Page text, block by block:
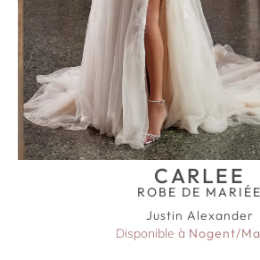
CARLEE
ROBE DE MARIÉE
Justin Alexander
Disponible à Nogent/